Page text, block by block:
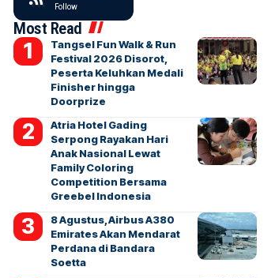
Follow
Most Read
Tangsel Fun Walk & Run
Festival 2026 Disorot,
Peserta Keluhkan Medali
Finisher hingga
Doorprize
Atria Hotel Gading
Serpong Rayakan Hari
Anak Nasional Lewat
Family Coloring
Competition Bersama
Greebel Indonesia
8 Agustus, Airbus A380
Emirates Akan Mendarat
Perdana di Bandara
Soetta